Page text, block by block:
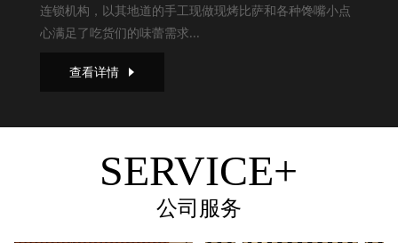
连锁机构，以其地道的手工现做现烤比萨和各种馋嘴小点
心满足了吃货们的味蕾需求...
查看详情
SERVICE+
公司服务